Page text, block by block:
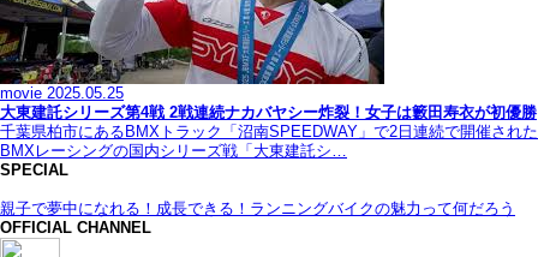
movie 2025.05.25
大東建託シリーズ第4戦 2戦連続ナカバヤシー炸裂！女子は籔田寿衣が初優勝
千葉県柏市にあるBMXトラック「沼南SPEEDWAY」で2日連続で開催された
BMXレーシングの国内シリーズ戦「大東建託シ…
SPECIAL
親子で夢中になれる！成長できる！ランニングバイクの魅力って何だろう
OFFICIAL CHANNEL